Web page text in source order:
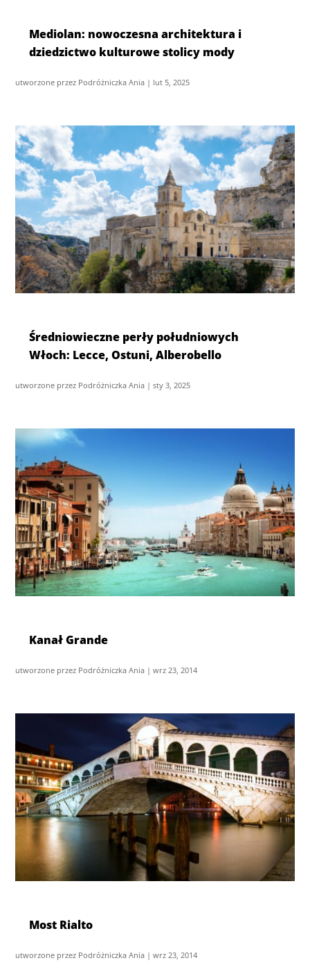
Mediolan: nowoczesna architektura i
dziedzictwo kulturowe stolicy mody
utworzone przez Podróżniczka Ania | lut 5, 2025
Średniowieczne perły południowych
Włoch: Lecce, Ostuni, Alberobello
utworzone przez Podróżniczka Ania |sty 3, 2025
Kanał Grande
utworzone przez Podróżniczka Ania |wrz 23, 2014
Most Rialto
utworzone przez Podróżniczka Ania |wrz 23, 2014